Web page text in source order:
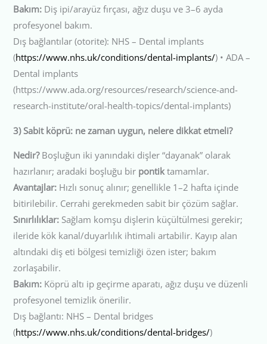
Bakım: Diş ipi/arayüz fırçası, ağız duşu ve 3–6 ayda
profesyonel bakım.
Dış bağlantılar (otorite): NHS – Dental implants
(https://www.nhs.uk/conditions/dental-implants/) • ADA –
Dental implants
(https://www.ada.org/resources/research/science-and-
research-institute/oral-health-topics/dental-implants)
3) Sabit köprü: ne zaman uygun, nelere dikkat etmeli?
Nedir?Boşluğun iki yanındaki dişler “dayanak” olarak
hazırlanır; aradaki boşluğu bir pontiktamamlar.
Avantajlar: Hızlı sonuç alınır; genellikle 1–2 hafta içinde
bitirilebilir. Cerrahi gerekmeden sabit bir çözüm sağlar.
Sınırlılıklar: Sağlam komşu dişlerin küçültülmesi gerekir;
ileride kök kanal/duyarlılık ihtimali artabilir. Kayıp alan
altındaki diş eti bölgesi temizliği özen ister; bakım
zorlaşabilir.
Bakım: Köprü altı ip geçirme aparatı, ağız duşu ve düzenli
profesyonel temizlik önerilir.
Dış bağlantı: NHS – Dental bridges
(https://www.nhs.uk/conditions/dental-bridges/)